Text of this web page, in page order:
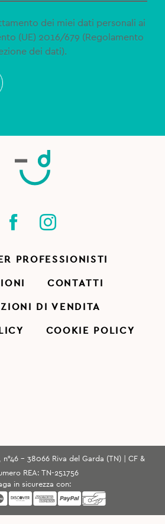
dei miei dati personali ai
(UE) 2016/679 (Regolamento
dei dati).
PROFESSIONISTI
CONTATTI
DI VENDITA
COOKIE POLICY
n°46 - 38066 Riva del Garda (TN) | CF &
REA: TN-251756
in sicurezza con: